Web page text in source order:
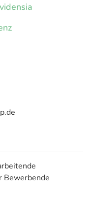
Bewerbende